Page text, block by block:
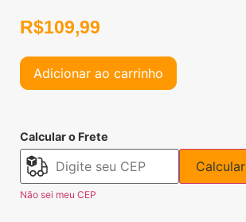
R$109,99
Adicionar ao carrinho
Calcular o Frete
Calcular
Não sei meu CEP